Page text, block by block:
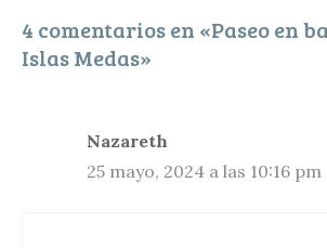
4 comentarios en «Paseo en
Islas Medas»
Nazareth
25 mayo, 2024 a las 10:16 pm